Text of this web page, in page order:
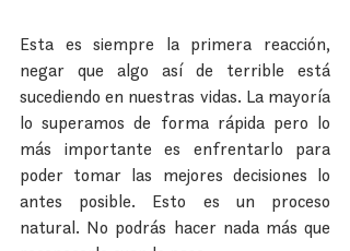
Esta es siempre la primera reacción,
negar que algo así de terrible está
sucediendo en nuestras vidas. La mayoría
lo superamos de forma rápida pero lo
más importante es enfrentarlo para
poder tomar las mejores decisiones lo
antes posible. Esto es un proceso
natural. No podrás hacer nada más que